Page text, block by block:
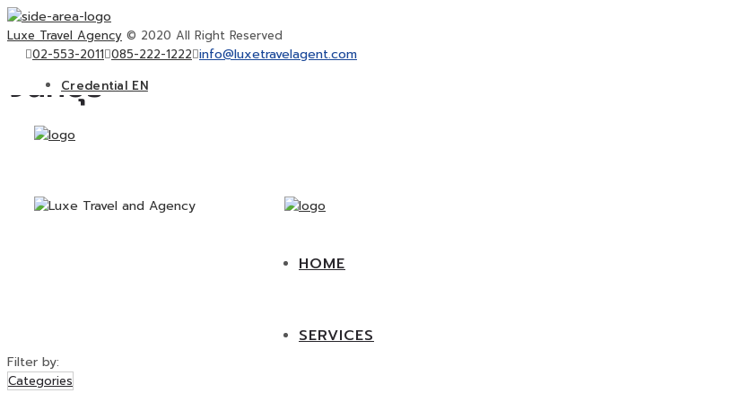
Luxe Travel Agency © 2020 All Right Reserved
02-553-2011 085-222-1222 info@luxetravelagent.com
Credential EN
HOME
SERVICES
CORPORATE GROUP and INCENTIVE
PRIVATE TOUR
TRAVEL
FOOD
จันทบุรี
Filter by:
Categories